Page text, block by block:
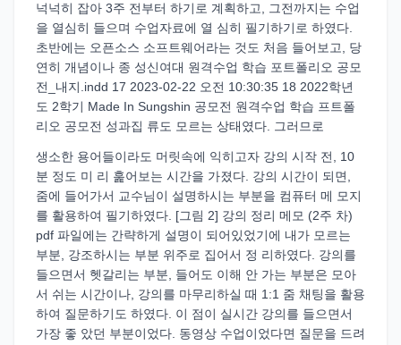
넉넉히 잡아 3주 전부터 하기로 계획하고, 그전까지는 수업
을 열심히 들으며 수업자료에 열 심히 필기하기로 하였다.
초반에는 오픈소스 소프트웨어라는 것도 처음 들어보고, 당
연히 개념이나 종 성신여대 원격수업 학습 포트폴리오 공모
전_내지.indd 17 2023-02-22 오전 10:30:35 18 2022학년
도 2학기 Made In Sungshin 공모전 원격수업 학습 프트폴
리오 공모전 성과집 류도 모르는 상태였다. 그러므로
생소한 용어들이라도 머릿속에 익히고자 강의 시작 전, 10
분 정도 미 리 훑어보는 시간을 가졌다. 강의 시간이 되면,
줌에 들어가서 교수님이 설명하시는 부분을 컴퓨터 메 모지
를 활용하여 필기하였다. [그림 2] 강의 정리 메모 (2주 차)
pdf 파일에는 간략하게 설명이 되어있었기에 내가 모르는
부분, 강조하시는 부분 위주로 집어서 정 리하였다. 강의를
들으면서 헷갈리는 부분, 들어도 이해 안 가는 부분은 모아
서 쉬는 시간이나, 강의를 마무리하실 때 1:1 줌 채팅을 활용
하여 질문하기도 하였다. 이 점이 실시간 강의를 들으면서
가장 좋 았던 부분이었다. 동영상 수업이었다면 질문을 드려